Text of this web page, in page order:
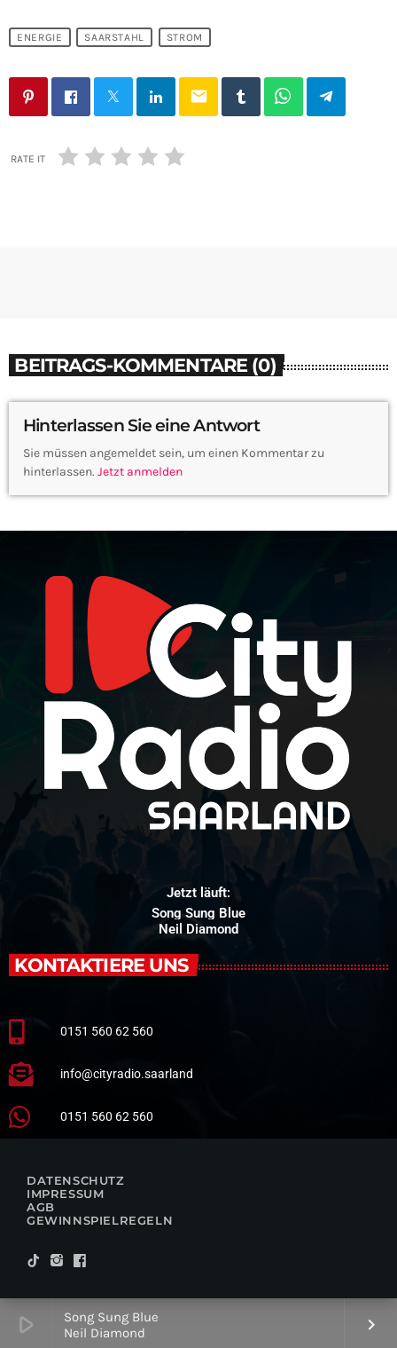
play_arrow
Song Sung Blue
Neil Diamond
keyboard_arrow_right
ENERGIE SAARSTAHL STROM
email
RATE IT
BEITRAGS-KOMMENTARE (0)
Hinterlassen Sie eine Antwort
Sie müssen angemeldet sein, um einen Kommentar zu
hinterlassen. Jetzt anmelden
Jetzt läuft:
Song Sung Blue
Neil Diamond
KONTAKTIERE UNS
0151 560 62 560
info@cityradio.saarland
0151 560 62 560
DATENSCHUTZ
IMPRESSUM
AGB
GEWINNSPIELREGELN